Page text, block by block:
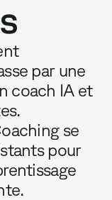
DIDASK ?
UNE DÉMO
par une
coach IA et
se
pour